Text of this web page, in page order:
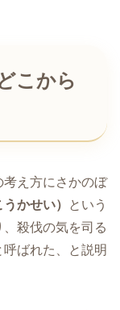
こから
考え方にさかのぼ
かせい）
という
殺伐の気を司る
ばれた、と説明